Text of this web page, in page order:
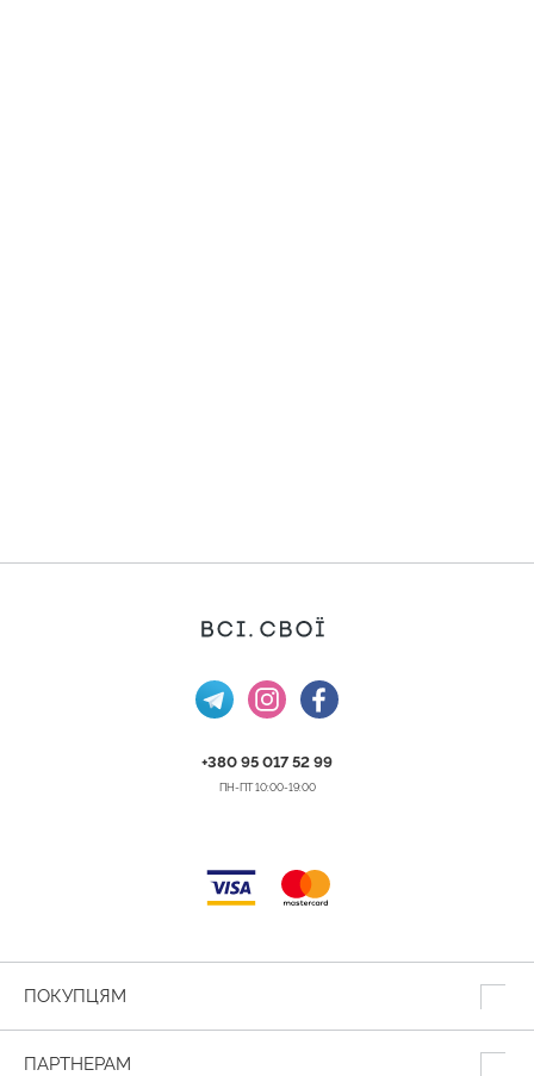
+380 95 017 52 99
ПН-ПТ 10:00-19:00
ПОКУПЦЯМ
ПАРТНЕРАМ